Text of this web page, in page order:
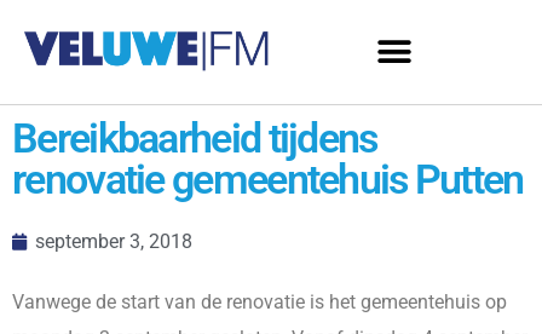
Bereikbaarheid tijdens
renovatie gemeentehuis Putten
september 3, 2018
Vanwege de start van de renovatie is het gemeentehuis op